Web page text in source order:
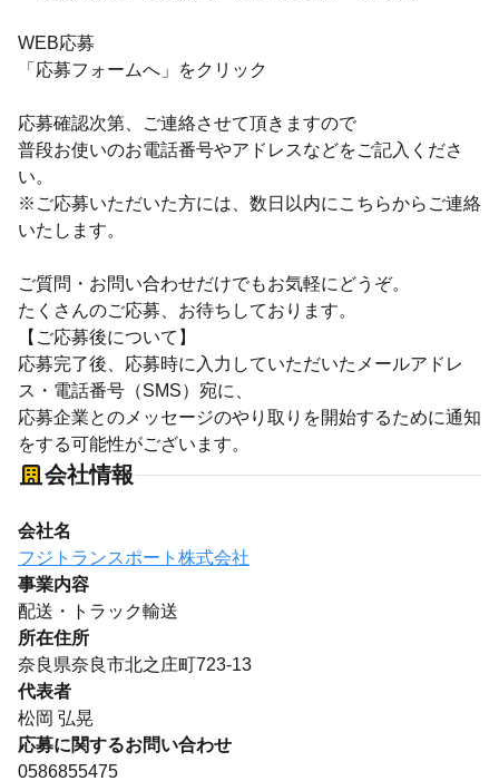
WEB応募
「応募フォームへ」をクリック
応募確認次第、ご連絡させて頂きますので
普段お使いのお電話番号やアドレスなどをご記入くださ
い。
※ご応募いただいた方には、数日以内にこちらからご連絡
いたします。
ご質問・お問い合わせだけでもお気軽にどうぞ。
たくさんのご応募、お待ちしております。
【ご応募後について】
応募完了後、応募時に入力していただいたメールアドレ
ス・電話番号（SMS）宛に、
応募企業とのメッセージのやり取りを開始するために通知
をする可能性がございます。
会社情報
会社名
フジトランスポート株式会社
事業内容
配送・トラック輸送
所在住所
奈良県奈良市北之庄町723-13
代表者
松岡 弘晃
応募に関するお問い合わせ
0586855475